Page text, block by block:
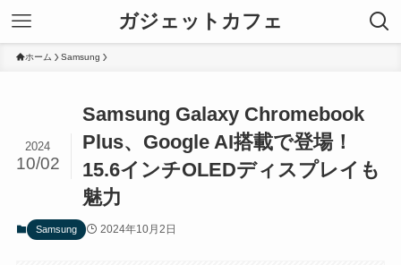
ガジェットカフェ
ホーム Samsung
Samsung Galaxy Chromebook
Plus、Google AI搭載で登場！
15.6インチOLEDディスプレイも
魅力
2024
10/02
Samsung 2024年10月2日